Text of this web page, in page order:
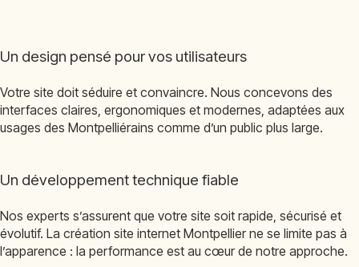
Un design pensé pour vos utilisateurs
Votre site doit séduire et convaincre. Nous concevons des
interfaces claires, ergonomiques et modernes, adaptées aux
usages des Montpelliérains comme d’un public plus large.
Un développement technique fiable
Nos experts s’assurent que votre site soit rapide, sécurisé et
évolutif. La création site internet Montpellier ne se limite pas à
l’apparence : la performance est au cœur de notre approche.